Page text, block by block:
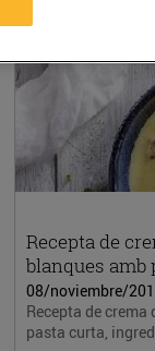
Recepta de
blanques amb
08/noviembre/
Recepta de
pasta curta,